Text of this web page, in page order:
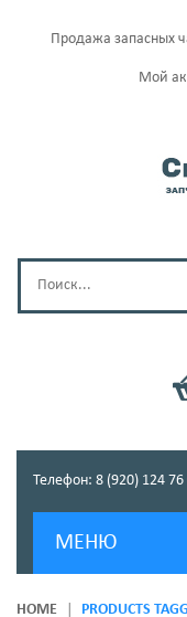
Продажа запасных
Мой
Телефон: 8 (920) 124 76
МЕНЮ
ГЛАВНАЯ
HOME PRODUCTS